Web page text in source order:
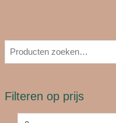
Filteren op prijs